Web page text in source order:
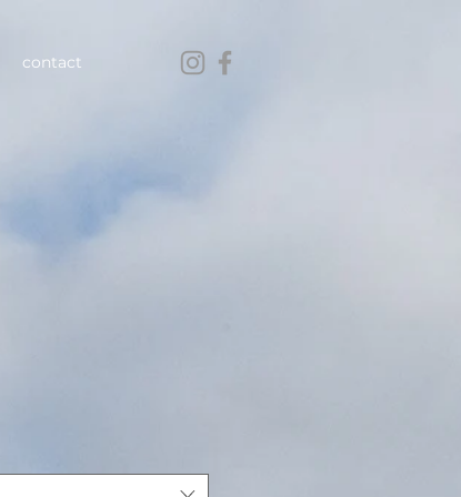
contact